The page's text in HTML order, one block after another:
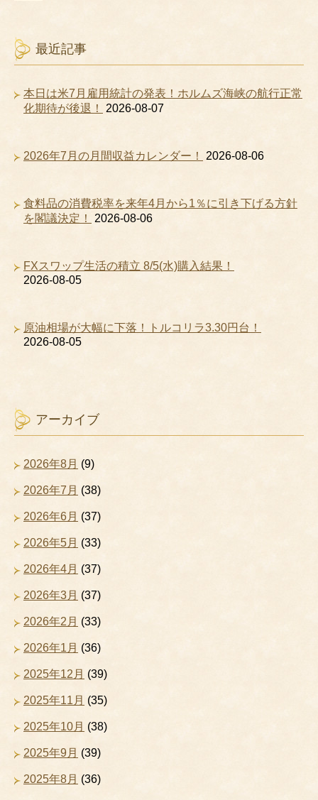
最近記事
本日は米7月雇用統計の発表！ホルムズ海峡の航行正常
化期待が後退！
2026-08-07
2026年7月の月間収益カレンダー！ 2026-08-06
食料品の消費税率を来年4月から1％に引き下げる方針
を閣議決定！
2026-08-06
FXスワップ生活の積立 8/5(水)購入結果！
2026-08-05
原油相場が大幅に下落！トルコリラ3.30円台！
2026-08-05
アーカイブ
2026年8月 (9)
2026年7月 (38)
2026年6月 (37)
2026年5月 (33)
2026年4月 (37)
2026年3月 (37)
2026年2月 (33)
2026年1月 (36)
2025年12月 (39)
2025年11月 (35)
2025年10月 (38)
2025年9月 (39)
2025年8月 (36)